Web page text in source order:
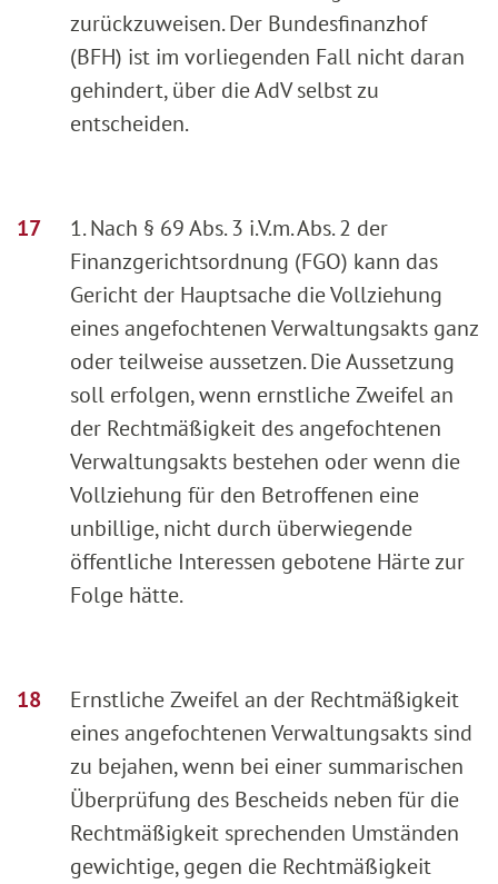
zurückzuweisen. Der Bundesfinanzhof
(BFH) ist im vorliegenden Fall nicht daran
gehindert, über die AdV selbst zu
entscheiden.
1. Nach § 69 Abs. 3 i.V.m. Abs. 2 der
Finanzgerichtsordnung (FGO) kann das
Gericht der Hauptsache die Vollziehung
eines angefochtenen Verwaltungsakts ganz
oder teilweise aussetzen. Die Aussetzung
soll erfolgen, wenn ernstliche Zweifel an
der Rechtmäßigkeit des angefochtenen
Verwaltungsakts bestehen oder wenn die
Vollziehung für den Betroffenen eine
unbillige, nicht durch überwiegende
öffentliche Interessen gebotene Härte zur
Folge hätte.
Ernstliche Zweifel an der Rechtmäßigkeit
eines angefochtenen Verwaltungsakts sind
zu bejahen, wenn bei einer summarischen
Überprüfung des Bescheids neben für die
Rechtmäßigkeit sprechenden Umständen
gewichtige, gegen die Rechtmäßigkeit